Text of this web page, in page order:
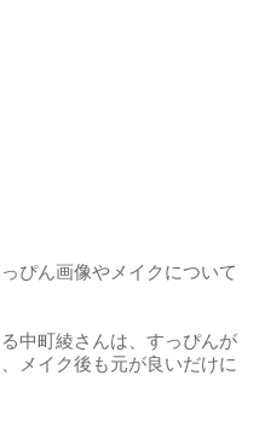
ぴん画像やメイクについて
中町綾さんは、すっぴんが
メイク後も元が良いだけに